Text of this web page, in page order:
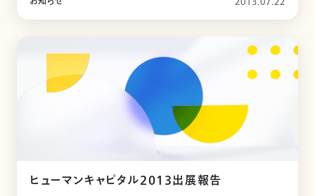
ヒューマンキャピタル2013出展報告